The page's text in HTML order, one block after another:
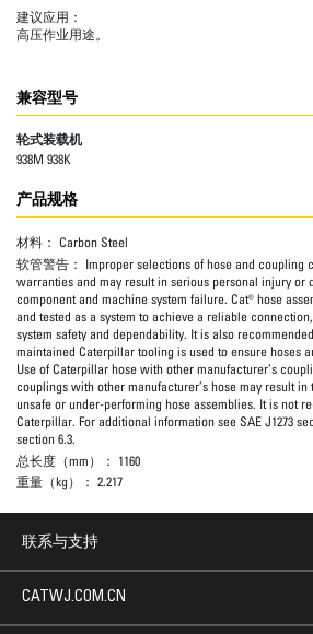
建议应用：
高压作业用途。
兼容型号
轮式装载机
938M 938K
产品规格
材料： Carbon Steel
软管警告： Improper selections of hose and coupling
warranties and may result in serious personal injury or
component and machine system failure. Cat® hose
and tested as a system to achieve a reliable
system safety and dependability. It is also
maintained Caterpillar tooling is used to ensure hoses
Use of Caterpillar hose with other manufacturer’s
couplings with other manufacturer’s hose may result
unsafe or under-performing hose assemblies. It is not
Caterpillar. For additional information see SAE J1273
section 6.3.
总长度（mm）： 1160
重量（kg）： 2.217
联系与支持
CATWJ.COM.CN